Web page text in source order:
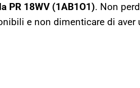
PR 18WV (1AB1O1). Non
e non dimenticare di aver